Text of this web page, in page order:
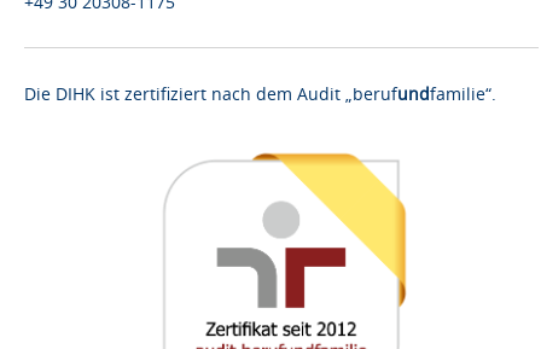
Die DIHK ist zertifiziert nach dem Audit „berufundfamilie“.